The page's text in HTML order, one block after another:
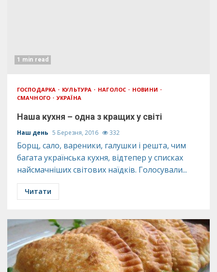
1 min read
ГОСПОДАРКА КУЛЬТУРА НАГОЛОС
НОВИНИ
СМАЧНОГО
УКРАЇНА
Наша кухня – одна з кращих у світі
Наш день 5 Березня, 2016 332
Борщ, сало, вареники, галушки і решта, чим
багата українська кухня, відтепер у списках
найсмачніших світових наїдків. Голосували...
Читати